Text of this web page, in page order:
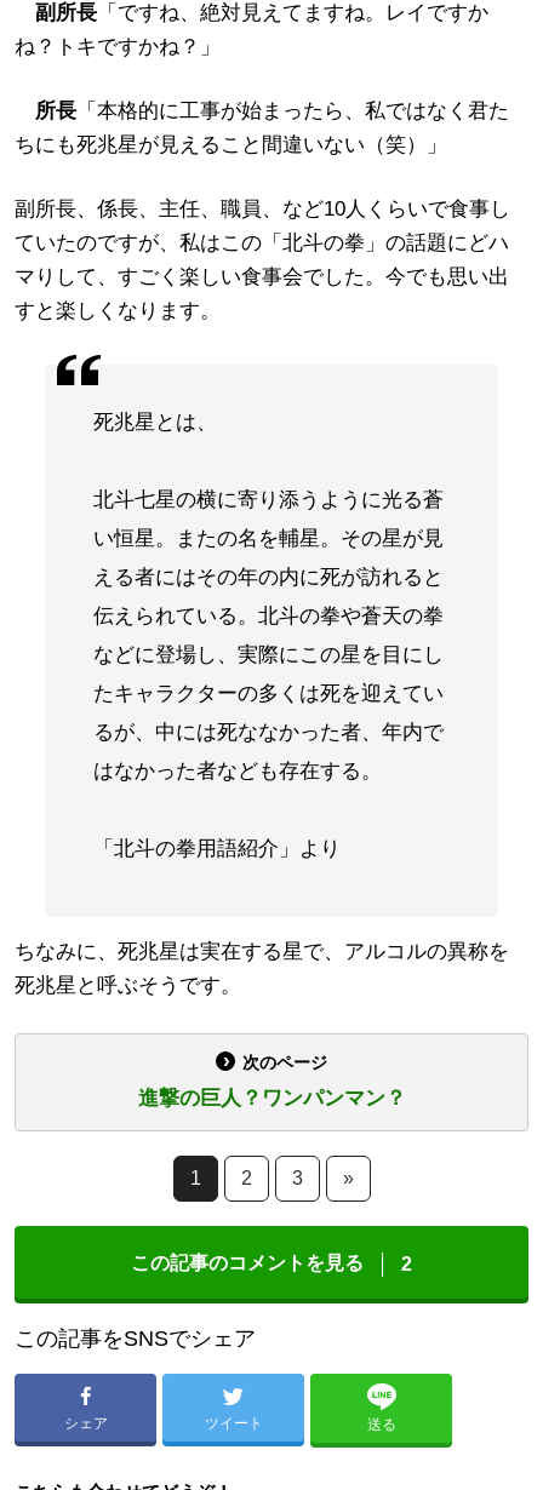
副所長 「ですね、絶対見えてますね。レイですか
ね？トキですかね？」
所長 「本格的に工事が始まったら、私ではなく君た
ちにも死兆星が見えること間違いない（笑）」
副所長、係長、主任、職員、など10人くらいで食事し
ていたのですが、私はこの「北斗の拳」の話題にどハ
マりして、すごく楽しい食事会でした。今でも思い出
すと楽しくなります。
死兆星とは、
北斗七星の横に寄り添うように光る蒼
い恒星。またの名を輔星。その星が見
える者にはその年の内に死が訪れると
伝えられている。北斗の拳や蒼天の拳
などに登場し、実際にこの星を目にし
たキャラクターの多くは死を迎えてい
るが、中には死ななかった者、年内で
はなかった者なども存在する。
「北斗の拳用語紹介」より
ちなみに、死兆星は実在する星で、アルコルの異称を
死兆星と呼ぶそうです。
次のページ
進撃の巨人？ワンパンマン？
1 2 3 »
この記事のコメントを見る 2
この記事をSNSでシェア
シェア ツイート 送る